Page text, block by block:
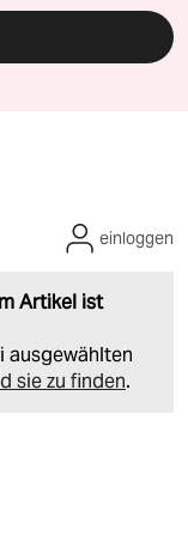
Artikel ist
ausgewählten
sie zu finden.
einloggen